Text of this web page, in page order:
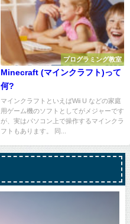
プログラミング教室
Minecraft (マインクラフト)って
何?
マインクラフトといえばWii U などの家庭
用ゲーム機のソフトとしてがメジャーです
が、実はパソコン上で操作するマインクラ
フトもあります。 同...